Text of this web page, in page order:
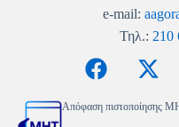
e-mail:
Τηλ.: 210
Απόφαση πιστοποίησης